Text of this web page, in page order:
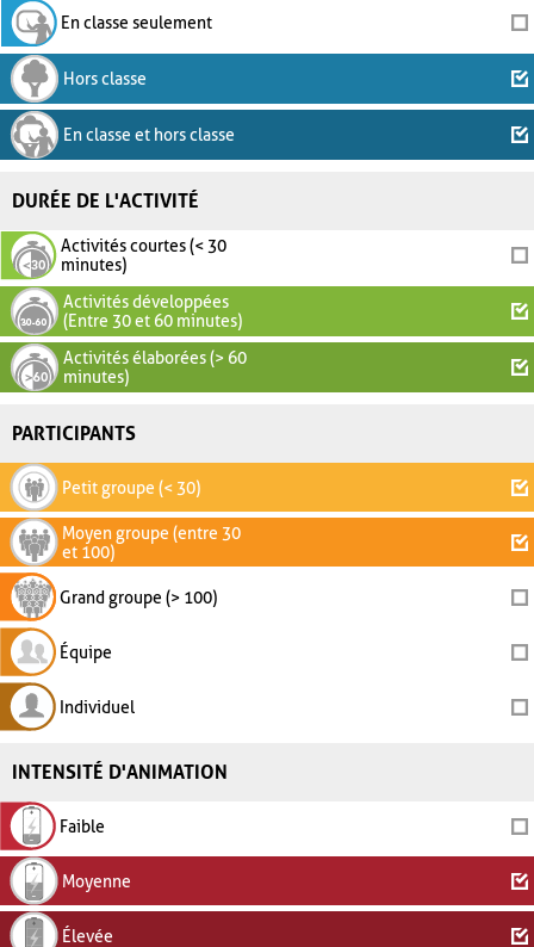
En classe seulement
Hors classe
En classe et hors classe
DURÉE DE L'ACTIVITÉ
Activités courtes (< 30
minutes)
Activités développées
(Entre 30 et 60 minutes)
Activités élaborées (> 60
minutes)
PARTICIPANTS
Petit groupe (< 30)
Moyen groupe (entre 30
et 100)
Grand groupe (> 100)
Équipe
Individuel
INTENSITÉ D'ANIMATION
Faible
Moyenne
Élevée